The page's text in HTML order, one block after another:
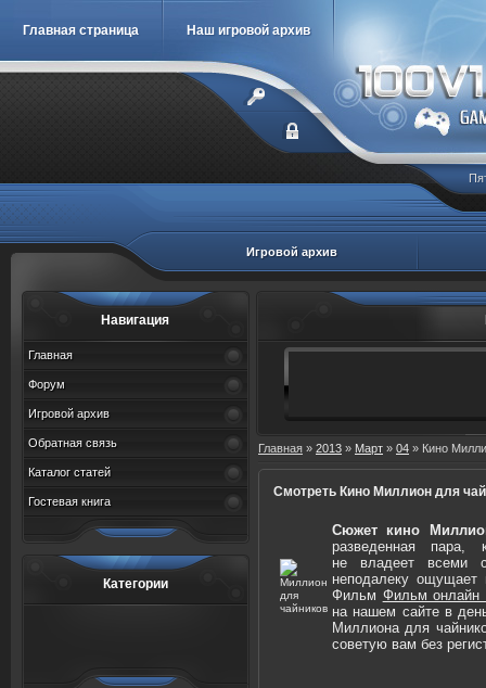
Главная страница Наш игровой архив
Игровой архив
Навигация
Главная
Форум
Игровой архив
Обратная связь
Каталог статей
Гостевая книга
Категории
Главная » 2013 » Март » 04 » Кино
Смотреть Кино Миллион для
Сюжет кино
разведенная пара,
не владеет всеми
неподалеку ощущает
Фильм Фильм онлайн
на нашем сайте в
Миллиона для
советую вам без